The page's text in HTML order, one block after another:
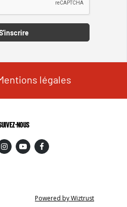
légales
NOUS
Powered by Wiztrust